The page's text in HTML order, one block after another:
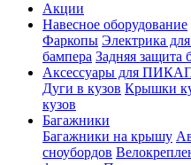
Акции
Навесное оборудование
Фаркопы Электрика
бампера Задняя защита
Аксессуары для
Дуги в кузов Крышки
кузов
Багажники
Багажники на крышу
сноубордов